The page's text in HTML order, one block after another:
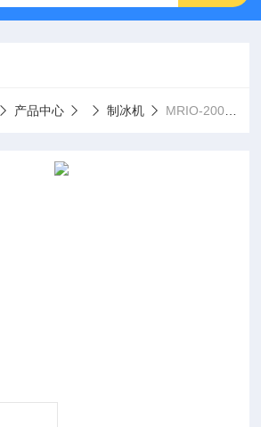
产品中心 制冰机 MRIO-200ICINESS 制冰机